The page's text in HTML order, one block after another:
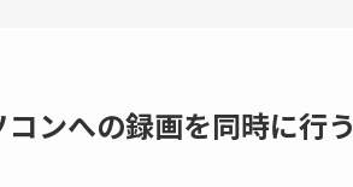
ンへの録画を同時に行う